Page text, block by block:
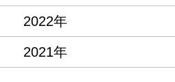
2022年
2021年